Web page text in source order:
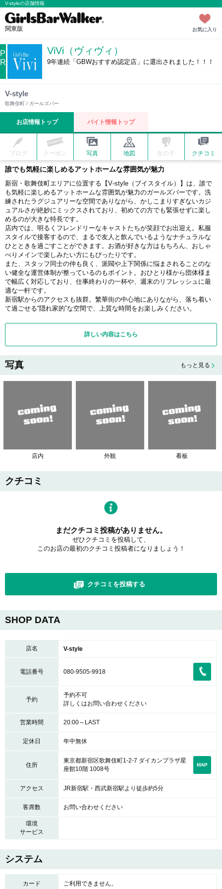
V-styleの店舗情報
関東版 お気に入り
P
R
ViVi（ヴィヴィ）
9年連続「GBWおすすめ認定店」に選出されました！！！
V-style
歌舞伎町 / ガールズバー
お店情報トップ バイト情報トップ
ブログ クーポン 写真 地図 女の子 クチコミ
誰でも気軽に楽しめるアットホームな雰囲気が魅力
新宿・歌舞伎町エリアに位置する【V‑style（ブイスタイル）】は、誰で
も気軽に楽しめるアットホームな雰囲気が魅力のガールズバーです。洗
練されたラグジュアリーな空間でありながら、かしこまりすぎないカジ
ュアルさが絶妙にミックスされており、初めての方でも緊張せずに楽し
めるのが大きな特長です。
店内では、明るくフレンドリーなキャストたちが笑顔でお出迎え。私服
スタイルで接客するので、まるで友人と飲んでいるようなナチュラルな
ひとときを過ごすことができます。お酒が好きな方はもちろん、おしゃ
べりメインで楽しみたい方にもぴったりです。
また、スタッフ同士の仲も良く、派閥や上下関係に悩まされることのな
い健全な運営体制が整っているのもポイント。おひとり様から団体様ま
で幅広く対応しており、仕事終わりの一杯や、週末のリフレッシュに最
適な一軒です。
新宿駅からのアクセスも抜群。繁華街の中心地にありながら、落ち着い
て過ごせる“隠れ家的”な空間で、上質な時間をお楽しみください。
詳しい内容はこちら
写真 もっと見る
店内 外観 看板
クチコミ
まだクチコミ投稿がありません。
ぜひクチコミを投稿して、
このお店の最初のクチコミ投稿者になりましょう！
クチコミを投稿する
SHOP DATA
店名 V-style
電話番号 080-9505-9918
予約
予約不可
詳しくはお問い合わせください
営業時間 20:00～LAST
定休日 年中無休
住所
東京都新宿区歌舞伎町1-2-7 ダイカンプラザ星
座館10階 1008号
MAP
アクセス JR新宿駅・西武新宿駅より徒歩約5分
客席数 お問い合わせください
環境
サービス
システム
カード ご利用できません。